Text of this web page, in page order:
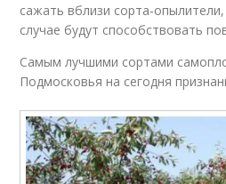
сажать вблизи сорта-
случае будут способствовать
Самым лучшими сортами
Подмосковья на сегодня